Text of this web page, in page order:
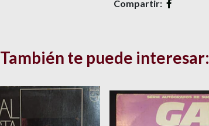
Compartir:
También te puede interesar: